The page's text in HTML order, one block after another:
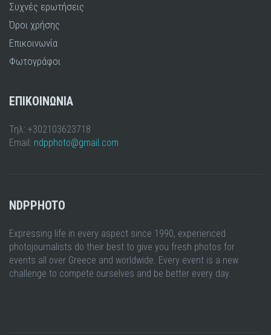
Συχνές ερωτήσεις
Όροι χρήσης
Επικοινωνία
Φωτογράφοι
ΕΠΙΚΟΙΝΩΝΙΑ
Τηλ: +302103623718
Email: ndpphoto@gmail.com
NDPPHOTO
Expressing life in every aspect since 1990, experienced
photojournalists do their best to give you fresh photos for
events all over Greece and worldwide. Every event is a new
challenge to compete ourselves and be better every day.